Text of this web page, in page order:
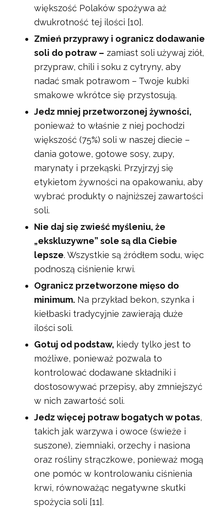
większość Polaków spożywa aż
dwukrotność tej ilości [10].
Zmień przyprawy i ogranicz dodawanie
soli do potraw – zamiast soli używaj ziół,
przypraw, chili i soku z cytryny, aby
nadać smak potrawom – Twoje kubki
smakowe wkrótce się przystosują.
Jedz mniej przetworzonej żywności,
ponieważ to właśnie z niej pochodzi
większość (75%) soli w naszej diecie –
dania gotowe, gotowe sosy, zupy,
marynaty i przekąski. Przyjrzyj się
etykietom żywności na opakowaniu, aby
wybrać produkty o najniższej zawartości
soli.
Nie daj się zwieść myśleniu, że
„ekskluzywne” sole są dla Ciebie
lepsze. Wszystkie są źródłem sodu, więc
podnoszą ciśnienie krwi.
Ogranicz przetworzone mięso do
minimum. Na przykład bekon, szynka i
kiełbaski tradycyjnie zawierają duże
ilości soli.
Gotuj od podstaw, kiedy tylko jest to
możliwe, ponieważ pozwala to
kontrolować dodawane składniki i
dostosowywać przepisy, aby zmniejszyć
w nich zawartość soli.
Jedz więcej potraw bogatych w potas,
takich jak warzywa i owoce (świeże i
suszone), ziemniaki, orzechy i nasiona
oraz rośliny strączkowe, ponieważ mogą
one pomóc w kontrolowaniu ciśnienia
krwi, równoważąc negatywne skutki
spożycia soli [11].